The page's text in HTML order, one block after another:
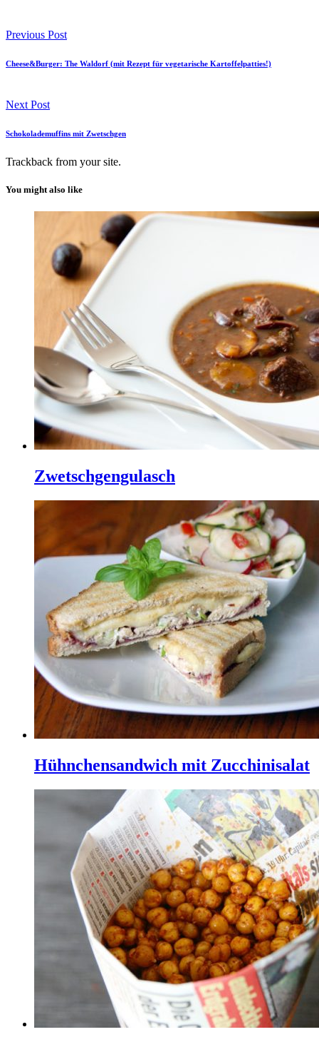
Previous Post
Cheese&Burger: The Waldorf (mit Rezept für vegetarische Kartoffelpatties!)
Next Post
Schokolademuffins mit Zwetschgen
Trackback from your site.
You might also like
Zwetschgengulasch
Hühnchensandwich mit Zucchinisalat